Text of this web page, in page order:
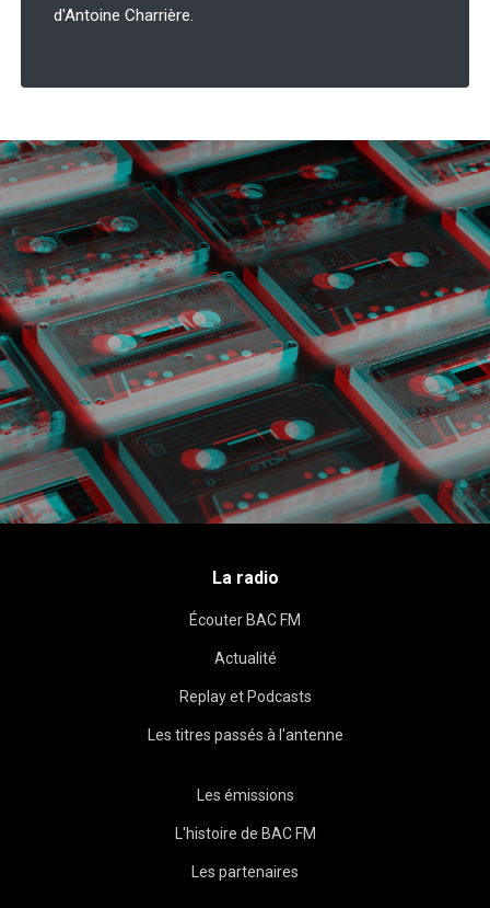
d'Antoine Charrière.
La radio
Écouter BAC FM
Actualité
Replay et Podcasts
Les titres passés à l'antenne
Les émissions
L'histoire de BAC FM
Les partenaires